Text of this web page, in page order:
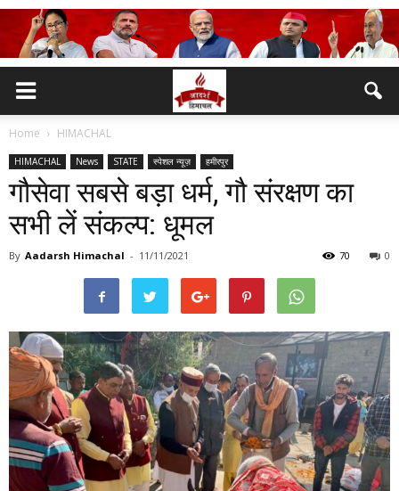
Home HIMACHAL
HIMACHAL News STATE स्पेशल न्यूज़ हमीरपुर
गौसेवा सबसे बड़ा धर्म, गौ संरक्षण का
सभी लें संकल्प: धूमल
By Aadarsh Himachal - 11/11/2021 0
70